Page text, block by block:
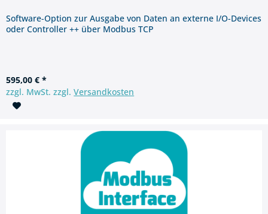
Software-Option zur Ausgabe von Daten an externe I/O-Devices
oder Controller ++ über Modbus TCP
595,00 € *
zzgl. MwSt. zzgl.Versandkosten